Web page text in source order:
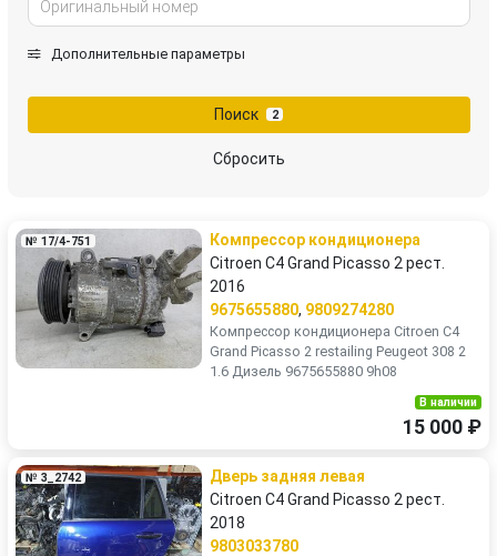
Дополнительные параметры
Поиск 2
Сбросить
№ 17/4-751
Компрессор кондиционера
Citroen C4 Grand Picasso 2 рест.
2016
9675655880, 9809274280
Компрессор кондиционера Citroen C4
Grand Picasso 2 restailing Peugeot 308 2
1.6 Дизель 9675655880 9h08
В наличии
15 000 ₽
№ 3_2742
Дверь задняя левая
Citroen C4 Grand Picasso 2 рест.
2018
9803033780